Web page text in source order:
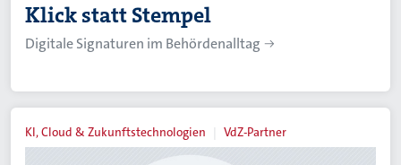
Klick statt Stempel
Digitale Signaturen im Behördenalltag
KI, Cloud & Zukunftstechnologien VdZ-Partner